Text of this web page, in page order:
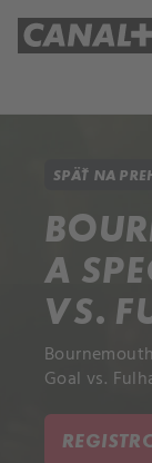
SPÄŤ NA
A
VS.
Goal vs.